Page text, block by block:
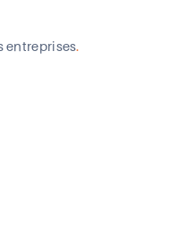
entreprises.